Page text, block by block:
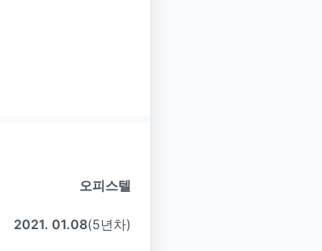
오피스텔
2021. 01.08(5년차)